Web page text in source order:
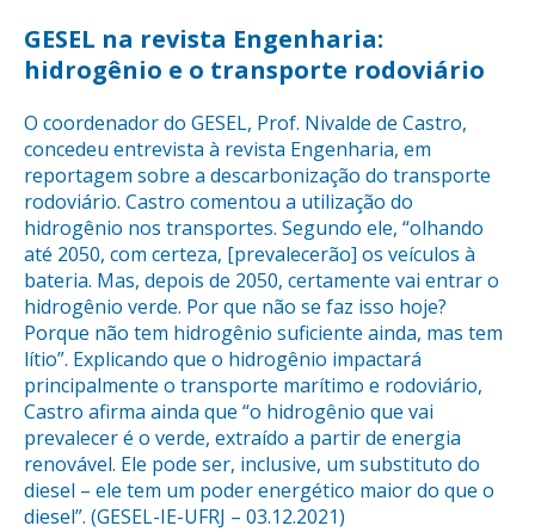
GESEL na revista Engenharia:
hidrogênio e o transporte rodoviário
O coordenador do GESEL, Prof. Nivalde de Castro,
concedeu entrevista à revista Engenharia, em
reportagem sobre a descarbonização do transporte
rodoviário. Castro comentou a utilização do
hidrogênio nos transportes. Segundo ele, “olhando
até 2050, com certeza, [prevalecerão] os veículos à
bateria. Mas, depois de 2050, certamente vai entrar o
hidrogênio verde. Por que não se faz isso hoje?
Porque não tem hidrogênio suficiente ainda, mas tem
lítio”. Explicando que o hidrogênio impactará
principalmente o transporte marítimo e rodoviário,
Castro afirma ainda que “o hidrogênio que vai
prevalecer é o verde, extraído a partir de energia
renovável. Ele pode ser, inclusive, um substituto do
diesel – ele tem um poder energético maior do que o
diesel”. (GESEL-IE-UFRJ – 03.12.2021)